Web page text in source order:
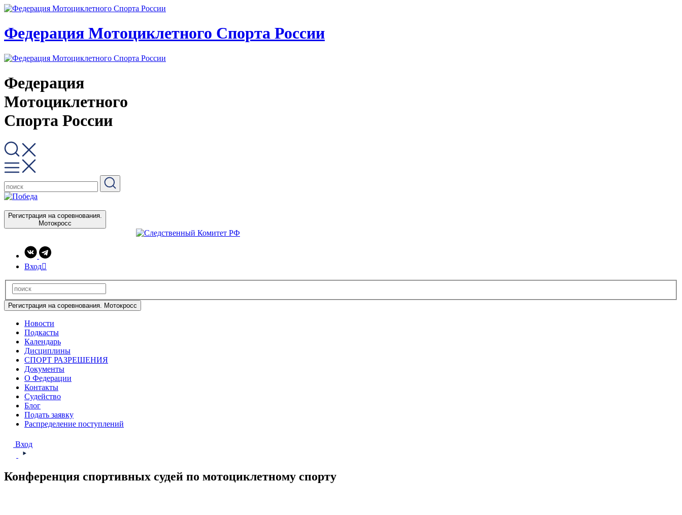
Федерация Мотоциклетного Спорта России
Федерация
Мотоциклетного
Спорта России
Регистрация на соревнования.
Мотокросс
Вход
Регистрация на соревнования. Мотокросс
Новости
Подкасты
Календарь
Дисциплины
СПОРТ РАЗРЕШЕНИЯ
Документы
О Федерации
Контакты
Судейство
Блог
Подать заявку
Распределение поступлений
Вход
Конференция спортивных судей по мотоциклетному спорту